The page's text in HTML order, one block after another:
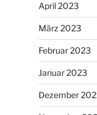
April 2023
März 2023
Februar 2023
Januar 2023
Dezember